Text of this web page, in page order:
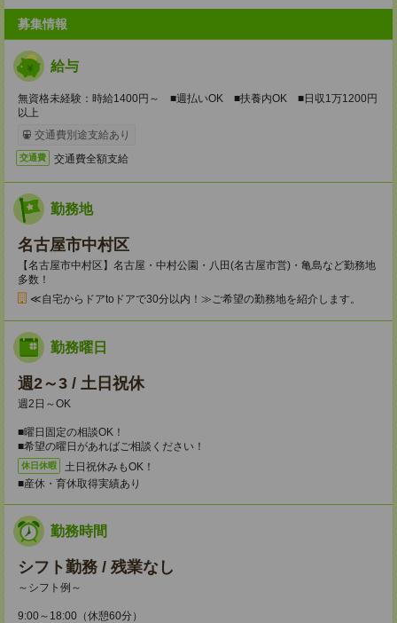
募集情報
給与
無資格未経験：時給1400円～ ■週払いOK ■扶養内OK ■日収1万1200円
以上
交通費別途支給あり
交通費 交通費全額支給
勤務地
名古屋市中村区
【名古屋市中村区】名古屋・中村公園・八田(名古屋市営)・亀島など勤務地
多数！
≪自宅からドアtoドアで30分以内！≫ご希望の勤務地を紹介します。
勤務曜日
週2～3 / 土日祝休
週2日～OK
■曜日固定の相談OK！
■希望の曜日があればご相談ください！
休日休暇
土日祝休みもOK！
■産休・育休取得実績あり
勤務時間
シフト勤務 / 残業なし
～シフト例～
9:00～18:00（休憩60分）